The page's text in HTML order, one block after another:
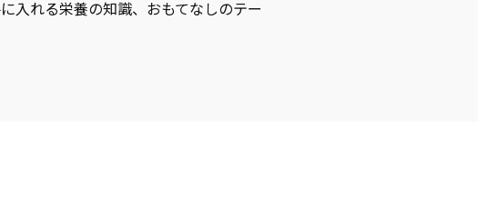
入れる栄養の知識、おもてなしのテー